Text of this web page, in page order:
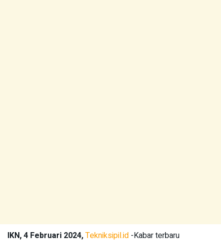
IKN, 4 Februari 2024,Tekniksipil.id -Kabar terbaru